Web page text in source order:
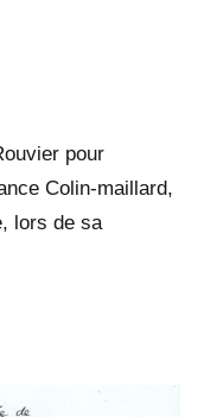
pour
Colin-maillard,
lors de sa